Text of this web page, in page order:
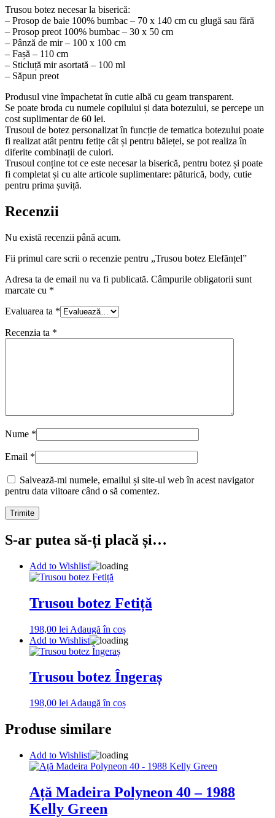
Trusou botez necesar la biserică:
– Prosop de baie 100% bumbac – 70 x 140 cm cu glugă sau fără
– Prosop preot 100% bumbac – 30 x 50 cm
– Pânză de mir – 100 x 100 cm
– Fașă – 110 cm
– Sticluță mir asortată – 100 ml
– Săpun preot
Produsul vine împachetat în cutie albă cu geam transparent.
Se poate broda cu numele copilului și data botezului, se percepe un
cost suplimentar de 60 lei.
Trusoul de botez personalizat în funcție de tematica botezului poate
fi realizat atât pentru fetițe cât și pentru băieței, se pot realiza în
diferite combinații de culori.
Trusoul conține tot ce este necesar la biserică, pentru botez și poate
fi completat și cu alte articole suplimentare: păturică, body, cutie
pentru prima șuviță.
Recenzii
Nu există recenzii până acum.
Fii primul care scrii o recenzie pentru „Trusou botez Elefănțel”
Adresa ta de email nu va fi publicată. Câmpurile obligatorii sunt
marcate cu *
Evaluarea ta *
Recenzia ta *
Nume *
Email *
Salvează-mi numele, emailul și site-ul web în acest navigator
pentru data viitoare când o să comentez.
S-ar putea să-ți placă și…
Add to Wishlist
Trusou botez Fetiță
198,00 lei Adaugă în coș
Add to Wishlist
Trusou botez Îngeraș
198,00 lei Adaugă în coș
Produse similare
Add to Wishlist
Ață Madeira Polyneon 40 – 1988
Kelly Green